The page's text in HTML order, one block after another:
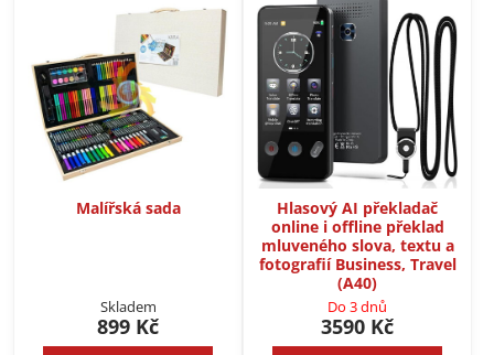
Malířská sada
Skladem
899 Kč
Hlasový AI překladač
online i offline překlad
mluveného slova, textu a
fotografií Business, Travel
(A40)
Do 3 dnů
3590 Kč